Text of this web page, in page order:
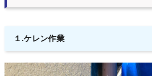
１.ケレン作業